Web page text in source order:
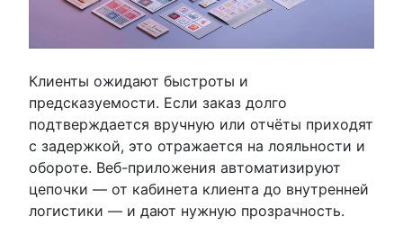
Клиенты ожидают быстроты и
предсказуемости. Если заказ долго
подтверждается вручную или отчёты приходят
с задержкой, это отражается на лояльности и
обороте. Веб-приложения автоматизируют
цепочки — от кабинета клиента до внутренней
логистики — и дают нужную прозрачность.